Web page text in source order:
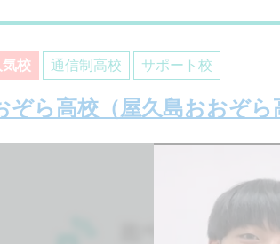
気校 通信制高校 サポート校
ぞら高校（屋久島おおぞ